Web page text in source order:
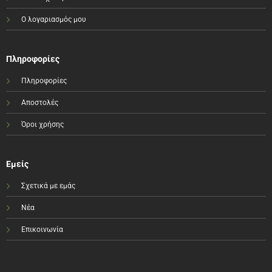
Ο λογαριασμός μου
Πληροφορίες
Πληροφορίες
Αποστολές
Όροι χρήσης
Εμείς
Σχετικά με εμάς
Νέα
Επικοινωνία